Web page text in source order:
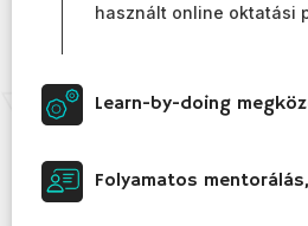
használt online oktatási
Learn-by-doing
Folyamatos